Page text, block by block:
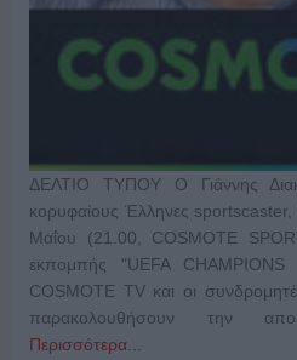
ΔΕΛΤΙΟ ΤΥΠΟΥ Ο Γιάννης
κορυφαίους Έλληνες sportscaster,
Μαΐου (21.00, COSMOTE
εκπομπής "UEFA
COSMOTE TV και οι
παρακολουθήσουν την
Περισσότερα...